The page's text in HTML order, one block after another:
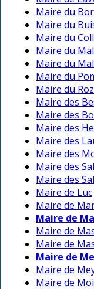
Maire du
Maire du
Maire du
Maire du
Maire du
Maire du
Maire du
Maire des
Maire des
Maire des
Maire des
Maire des
Maire des
Maire des
Maire de Luc
Maire de
Maire de
Maire de
Maire de
Maire de
Maire de
Maire de